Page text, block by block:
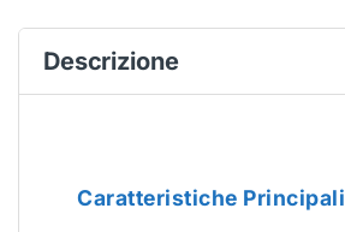
Descrizione
Caratteristiche Principali